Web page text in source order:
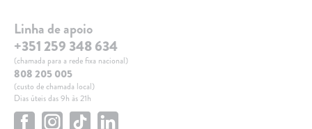
Linha de apoio
+351 259 348 634
(chamada para a rede fixa nacional)
808 205 005
(custo de chamada local)
Dias úteis das 9h às 21h